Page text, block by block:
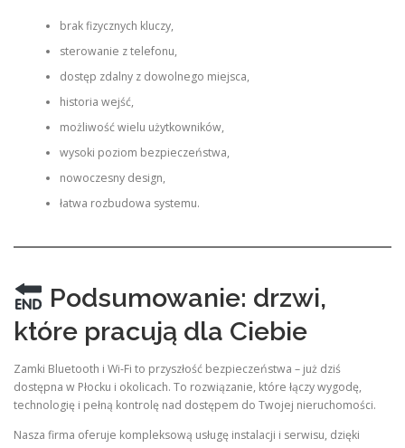
brak fizycznych kluczy,
sterowanie z telefonu,
dostęp zdalny z dowolnego miejsca,
historia wejść,
możliwość wielu użytkowników,
wysoki poziom bezpieczeństwa,
nowoczesny design,
łatwa rozbudowa systemu.
Podsumowanie: drzwi,
które pracują dla Ciebie
Zamki Bluetooth i Wi-Fi to przyszłość bezpieczeństwa – już dziś
dostępna w Płocku i okolicach. To rozwiązanie, które łączy wygodę,
technologię i pełną kontrolę nad dostępem do Twojej nieruchomości.
Nasza firma oferuje kompleksową usługę instalacji i serwisu, dzięki